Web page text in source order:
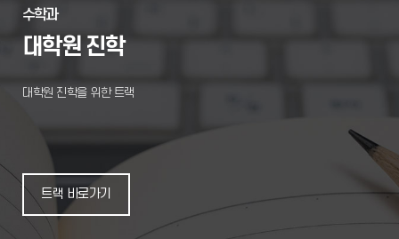
수학과
대학원 진학
대학원 진학을 위한 트랙
과